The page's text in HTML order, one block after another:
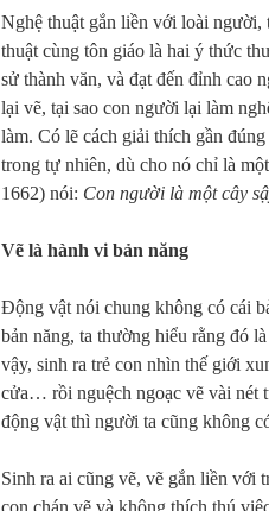
Nghệ thuật gắn liền với loài
thuật cùng tôn giáo là hai ý thức
sử thành văn, và đạt đến đỉnh cao
lại vẽ, tại sao con người lại làm
làm. Có lẽ cách giải thích gần
trong tự nhiên, dù cho nó chỉ là
1662) nói: Con người là một cây
Vẽ là hành vi bản năng
Động vật nói chung không có cái
bản năng, ta thường hiểu rằng đó
vậy, sinh ra trẻ con nhìn thế giới
cửa… rồi nguệch ngoạc vẽ vài nét
động vật thì người ta cũng không
Sinh ra ai cũng vẽ, vẽ gắn liền với
con chán vẽ và không thích thú